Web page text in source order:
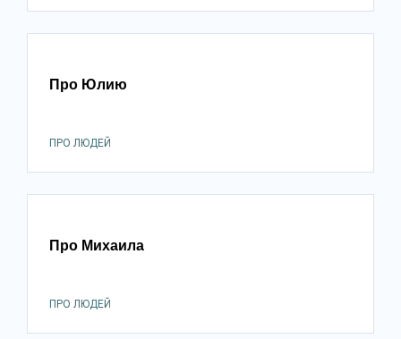
Про Юлию
ПРО ЛЮДЕЙ
Про Михаила
ПРО ЛЮДЕЙ